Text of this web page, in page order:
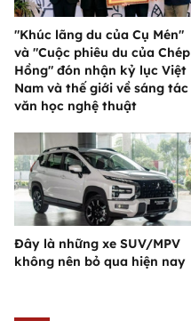
"Khúc lãng du của Cụ Mén"
và "Cuộc phiêu du của Chép
Hồng" đón nhận kỷ lục Việt
Nam và thế giới về sáng tác
văn học nghệ thuật
Đây là những xe SUV/MPV
không nên bỏ qua hiện nay